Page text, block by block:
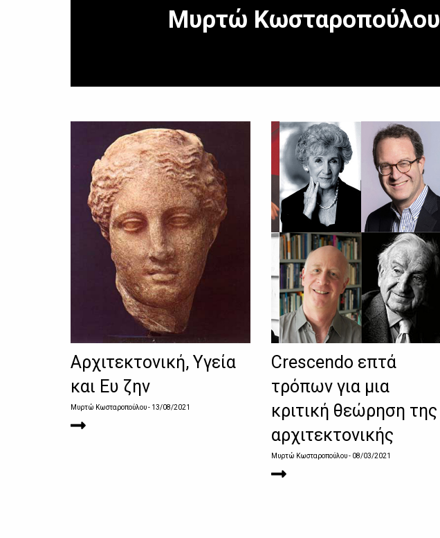
Μυρτώ Κωσταροπούλου
Αρχιτεκτονική, Υγεία
και Ευ ζην
Μυρτώ Κωσταροπούλου- 13/08/2021
Crescendo επτά
τρόπων για μια
κριτική θεώρηση της
αρχιτεκτονικής
Μυρτώ Κωσταροπούλου- 08/03/2021